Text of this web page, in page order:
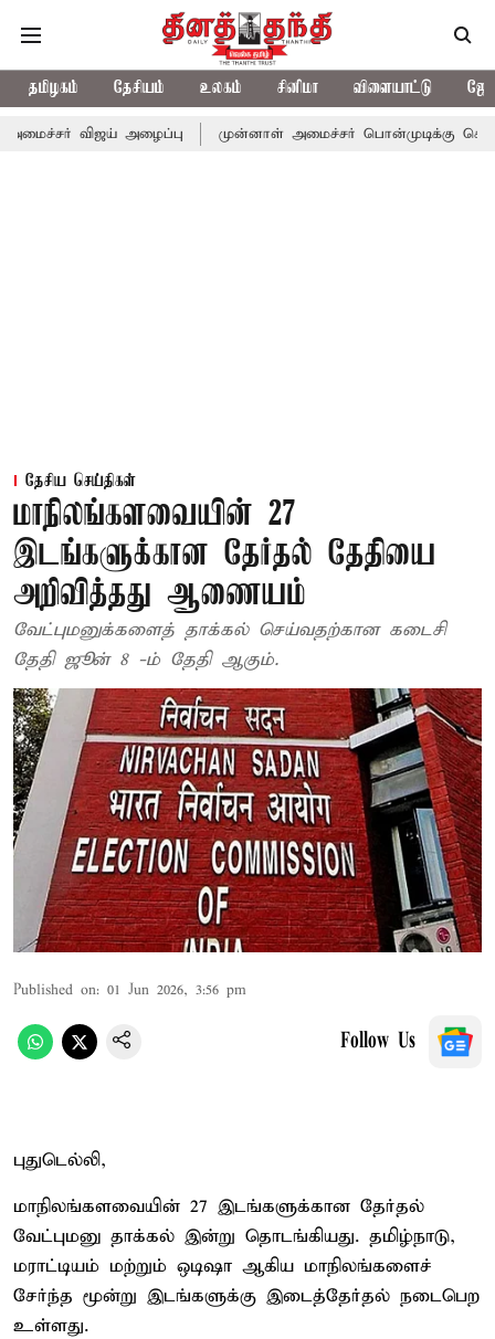
தமிழகம் தேசியம் உலகம் சினிமா விளையாட்டு
அமைச்சர் விஜய் அழைப்பு முன்னாள் அமைச்சர் பொன்முடிக்கு
தேசிய செய்திகள்
மாநிலங்களவையின் 27
இடங்களுக்கான தேர்தல் தேதியை
அறிவித்தது ஆணையம்
வேட்புமனுக்களைத் தாக்கல் செய்வதற்கான கடைசி
தேதி ஜூன் 8 -ம் தேதி ஆகும்.
Published on: 01 Jun 2026, 3:56 pm
Follow Us
புதுடெல்லி,
மாநிலங்களவையின் 27 இடங்களுக்கான தேர்தல்
வேட்புமனு தாக்கல் இன்று தொடங்கியது. தமிழ்நாடு,
மராட்டியம் மற்றும் ஒடிஷா ஆகிய மாநிலங்களைச்
சேர்ந்த மூன்று இடங்களுக்கு இடைத்தேர்தல் நடைபெற
உள்ளது.